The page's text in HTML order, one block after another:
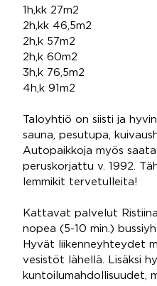
1h,kk 27m2
2h,kk 46,5m2
2h,k 57m2
2h,k 60m2
3h,k 76,5m2
4h,k 91m2
Taloyhtiö on siisti ja
sauna, pesutupa,
Autopaikkoja myös
peruskorjattu v. 1992.
lemmikit tervetulleita!
Kattavat palvelut
nopea (5-10 min.)
Hyvät liikenneyhteydet
vesistöt lähellä. Lisäksi
kuntoilumahdollisuudet,